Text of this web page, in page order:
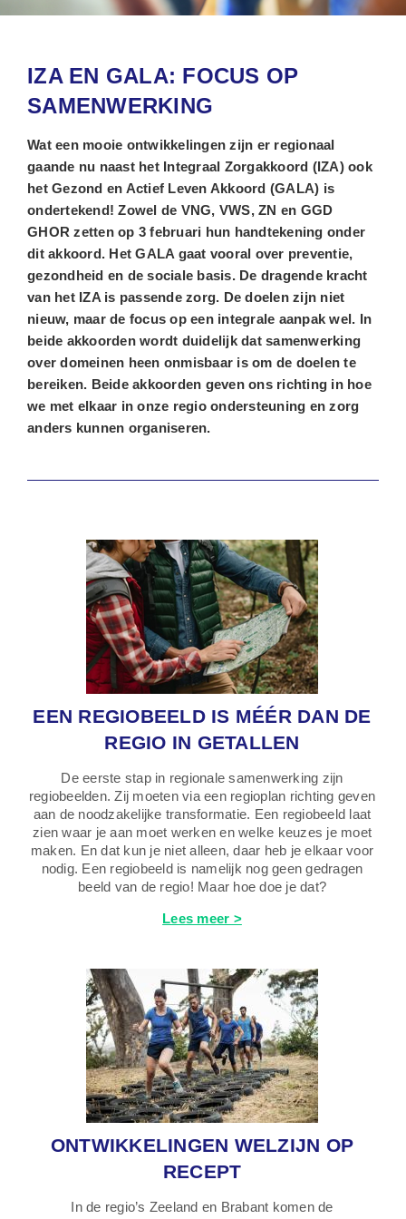
IZA EN GALA: FOCUS OP
SAMENWERKING
Wat een mooie ontwikkelingen zijn er regionaal
gaande nu naast het Integraal Zorgakkoord (IZA) ook
het Gezond en Actief Leven Akkoord (GALA) is
ondertekend! Zowel de VNG, VWS, ZN en GGD
GHOR zetten op 3 februari hun handtekening onder
dit akkoord. Het GALA gaat vooral over preventie,
gezondheid en de sociale basis. De dragende kracht
van het IZA is passende zorg. De doelen zijn niet
nieuw, maar de focus op een integrale aanpak wel. In
beide akkoorden wordt duidelijk dat samenwerking
over domeinen heen onmisbaar is om de doelen te
bereiken. Beide akkoorden geven ons richting in hoe
we met elkaar in onze regio ondersteuning en zorg
anders kunnen organiseren.
EEN REGIOBEELD IS MÉÉR DAN DE
REGIO IN GETALLEN
De eerste stap in regionale samenwerking zijn
regiobeelden. Zij moeten via een regioplan richting geven
aan de noodzakelijke transformatie. Een regiobeeld laat
zien waar je aan moet werken en welke keuzes je moet
maken. En dat kun je niet alleen, daar heb je elkaar voor
nodig. Een regiobeeld is namelijk nog geen gedragen
beeld van de regio! Maar hoe doe je dat?
Lees meer >
ONTWIKKELINGEN WELZIJN OP
RECEPT
In de regio’s Zeeland en Brabant komen de